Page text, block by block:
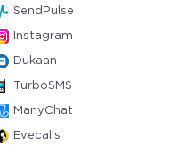
SendPulse
Instagram
Dukaan
TurboSMS
ManyChat
Evecalls